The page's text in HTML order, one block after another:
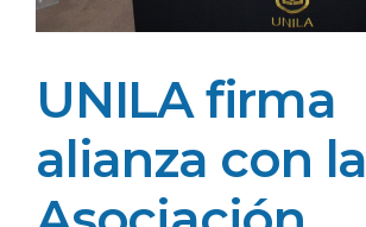
UNILA firma
alianza con la